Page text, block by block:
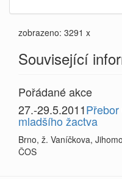
zobrazeno: 3291 x
Související
Pořádané akce
27.-29.5.2011
mladšího žactva
Brno, ž. Vaníčkova,
ČOS